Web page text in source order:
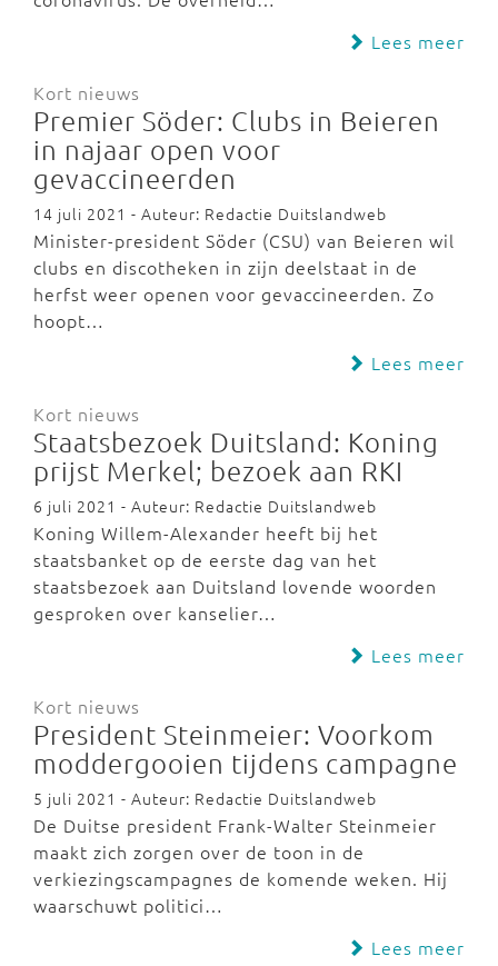
Lees meer
Kort nieuws
Premier Söder: Clubs in Beieren
in najaar open voor
gevaccineerden
14 juli 2021 - Auteur: Redactie Duitslandweb
Minister-president Söder (CSU) van Beieren wil
clubs en discotheken in zijn deelstaat in de
herfst weer openen voor gevaccineerden. Zo
hoopt…
Lees meer
Kort nieuws
Staatsbezoek Duitsland: Koning
prijst Merkel; bezoek aan RKI
6 juli 2021 - Auteur: Redactie Duitslandweb
Koning Willem-Alexander heeft bij het
staatsbanket op de eerste dag van het
staatsbezoek aan Duitsland lovende woorden
gesproken over kanselier…
Lees meer
Kort nieuws
President Steinmeier: Voorkom
moddergooien tijdens campagne
5 juli 2021 - Auteur: Redactie Duitslandweb
De Duitse president Frank-Walter Steinmeier
maakt zich zorgen over de toon in de
verkiezingscampagnes de komende weken. Hij
waarschuwt politici…
Lees meer